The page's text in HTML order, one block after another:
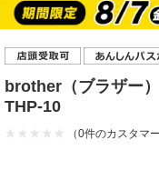
brother（ブラザー
THP-10
（0件のカスタマ